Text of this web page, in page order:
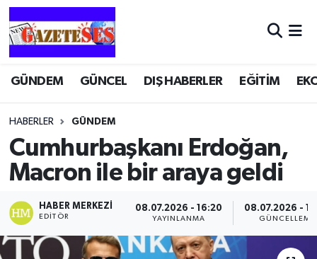
GÜNDEM GÜNCEL DIŞ HABERLER EĞİTİM
HABERLER GÜNDEM
Cumhurbaşkanı Erdoğan,
Macron ile bir araya geldi
HABER MERKEZI
EDITÖR
08.07.2026 - 16:20
YAYINLANMA
08.07.2026 -
GÜNCELLEME